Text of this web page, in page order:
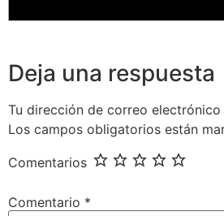
Deja una respuesta
Tu dirección de correo
Los campos obligatorios están
Comentarios
Comentario *